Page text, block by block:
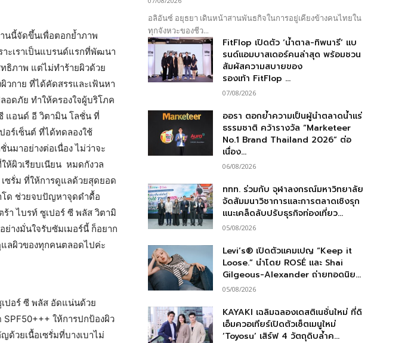
านนี้จัดขึ้นเพื่อตอกย้ำภาพ
าะเราเป็นแบรนด์แรกที่พัฒนา
ธิภาพ แต่ไม่ทำร้ายผิวด้วย
วกาย ที่ได้คัดสรรและเฟ้นหา
อดภัย ทำให้ครองใจผู้บริโภค
แอนด์ อี วิตามิน โลชั่น ที่
อร์เซ็นต์ ที่ได้ทดลองใช้
มาอย่างต่อเนื่อง ไม่ว่าจะ
ห้ผิวเรียบเนียน หมดกังวล
เซรั่ม ที่ให้การดูแลด้วยสุดยอด
โด ช่วยจบปัญหาจุดดำดื้อ
า ไบรท์ ซูเปอร์ ซี พลัส วิตามิ
ย่างมั่นใจรับซัมเมอร์นี้ ก็อยาก
แลผิวของทุกคนตลอดไปค่ะ
ปอร์ ซี พลัส อัดแน่นด้วย
ให้การปกป้องผิว
ด้วยเนื้อเซรั่มที่บางเบาไม่
อลิอันซ์ อยุธยา เดินหน้าสานพันธกิจในการอยู่เคียงข้างคนไทยใน
ทุกจังหวะของชีว...
FitFlop เปิดตัว ‘น้ำตาล-ทิพนารี’ แบ
รนด์แอมบาสเดอร์คนล่าสุด พร้อมชวน
สัมผัสความสบายของ
รองเท้า FitFlop ...
07/08/2026
ออรา ตอกย้ำความเป็นผู้นำตลาดน้ำแร่
ธรรมชาติ คว้ารางวัล “Marketeer
No.1 Brand Thailand 2026” ต่อ
เนื่อง...
06/08/2026
ททท. ร่วมกับ จุฬาลงกรณ์มหาวิทยาลัย
จัดสัมมนาวิชาการและการตลาดเชิงรุก
แนะเคล็ดลับปรับธุรกิจท่องเที่ยว...
05/08/2026
Levi’s® เปิดตัวแคมเปญ “Keep it
Loose.” นำโดย ROSÉ และ Shai
Gilgeous-Alexander ถ่ายทอดนิย...
05/08/2026
KAYAKI เฉลิมฉลองเดสติเนชั่นใหม่ ที่ดิ
เอ็มควอเทียร์เปิดตัวเซ็ตเมนูใหม่
‘Toyosu’ เสิร์ฟ 4 วัตถุดิบล้ำค...